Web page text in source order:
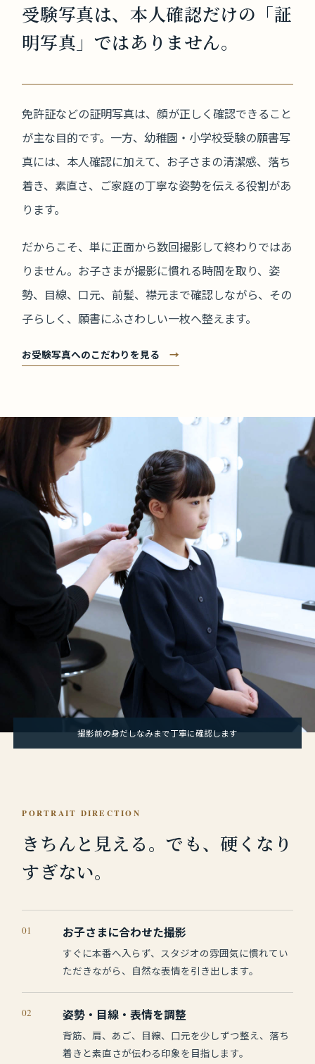
受験写真は、本人確認だけの 「証
明写真」ではありません。
免許証などの証明写真は、顔が正しく確認できること
が主な目的です。一方、幼稚園・小学校受験の願書写
真には、本人確認に加えて、お子さまの清潔感、落ち
着き、素直さ、ご家庭の丁寧な姿勢を伝える役割があ
ります。
だからこそ、単に正面から数回撮影して終わりではあ
りません。お子さまが撮影に慣れる時間を取り、姿
勢、目線、口元、前髪、襟元まで確認しながら、その
子らしく、願書にふさわしい一枚へ整えます。
お受験写真へのこだわりを見る →
撮影前の身だしなみまで丁寧に確認します
PORTRAIT DIRECTION
きちんと見える。 でも、硬くなり
すぎない。
01 お子さまに合わせた撮影
すぐに本番へ入らず、スタジオの雰囲気に慣れてい
ただきながら、自然な表情を引き出します。
02 姿勢・目線・表情を調整
背筋、肩、あご、目線、口元を少しずつ整え、落ち
着きと素直さが伝わる印象を目指します。